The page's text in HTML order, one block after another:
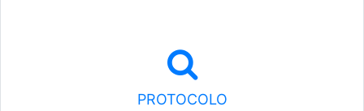
PROTOCOLO